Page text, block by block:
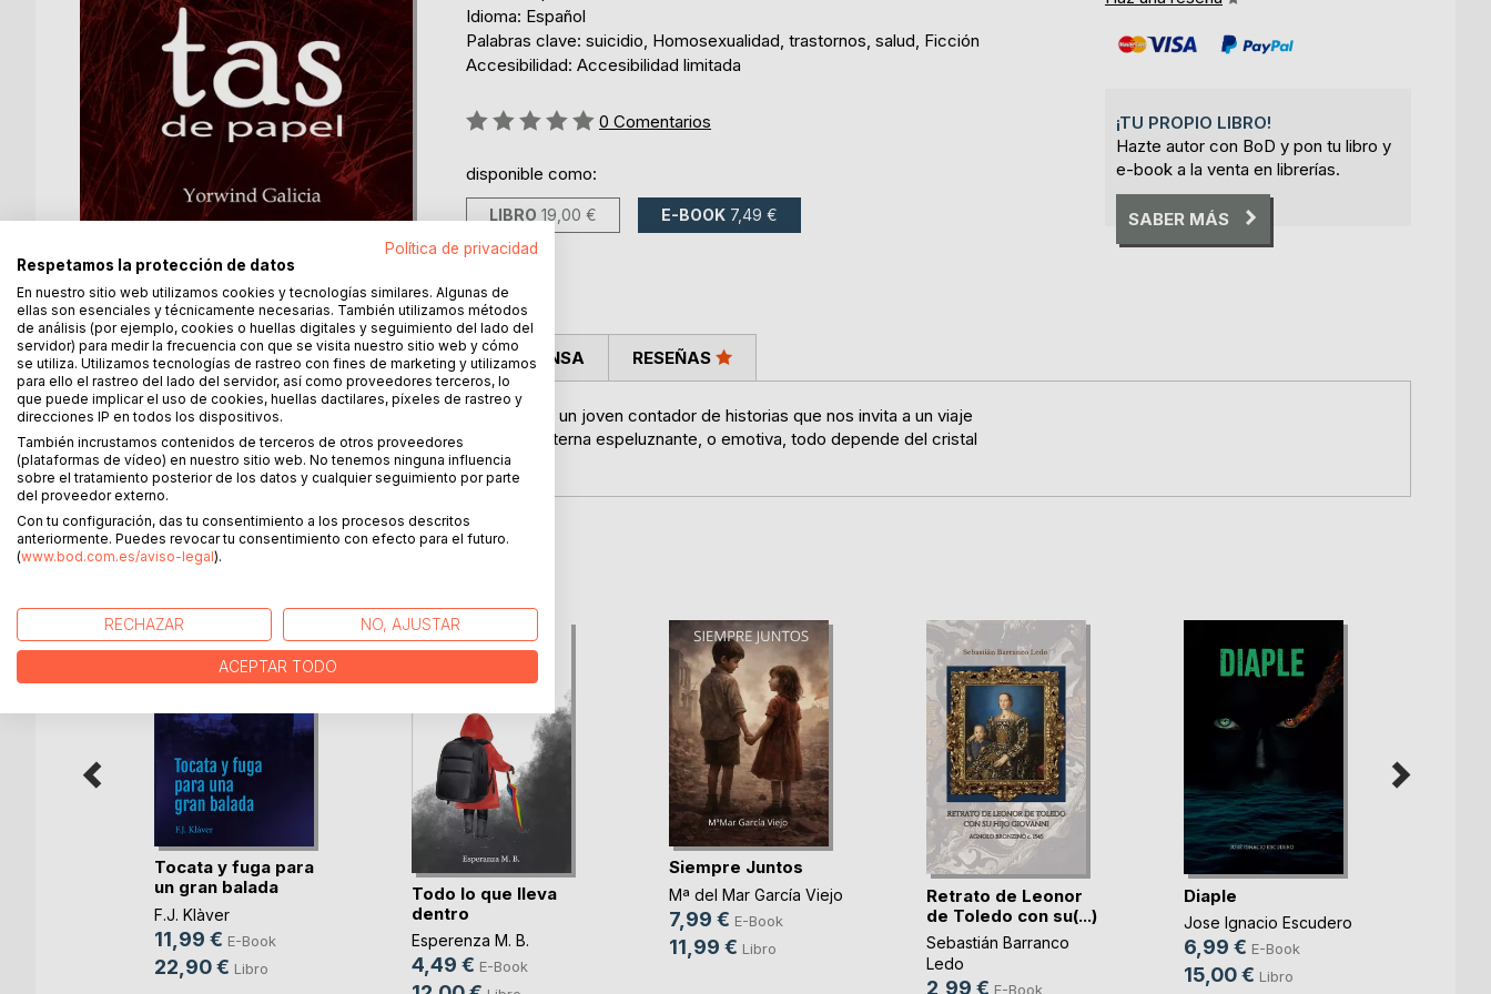
Idioma: Español
Palabras clave: suicidio, Homosexualidad, trastornos, salud, Ficción
Accesibilidad: Accesibilidad limitada
Rating:
0 Comentarios
disponible como:
LIBRO 19,00 € E-BOOK 7,49 €
¡TU PROPIO LIBRO!
Hazte autor con BoD y pon tu libro y
e-book a la venta en librerías.
SABER MÁS
DESCRIPCIÓN
Gaviotas de papel nos sumerge en la mente de Alejandro, un joven contador de historias que nos invita a un viaje
personal cargado de recuerdos, decisiones y una lucha interna espeluznante, o emotiva, todo depende del cristal
con el que se mire.
SOBRE EL AUTOR EN LA PRENSA RESEÑAS
MÁS TÍTULOS DE
Tocata y fuga para
un gran balada
F.J. Klàver
11,99 € E-Book
22,90 € Libro
Todo lo que lleva
dentro
Esperenza M. B.
4,49 € E-Book
Siempre Juntos
Mª del Mar García Viejo
7,99 € E-Book
11,99 € Libro
Retrato de Leonor
de Toledo con su(...)
Sebastián Barranco
Ledo
2,99 € E-Book
Diaple
Jose Ignacio Escudero
6,99 € E-Book
15,00 € Libro
Política de privacidad
Respetamos la protección de datos
En nuestro sitio web utilizamos cookies y tecnologías similares. Algunas de
ellas son esenciales y técnicamente necesarias. También utilizamos métodos
de análisis (por ejemplo, cookies o huellas digitales y seguimiento del lado del
servidor) para medir la frecuencia con que se visita nuestro sitio web y cómo
se utiliza. Utilizamos tecnologías de rastreo con fines de marketing y utilizamos
para ello el rastreo del lado del servidor, así como proveedores terceros, lo
que puede implicar el uso de cookies, huellas dactilares, píxeles de rastreo y
direcciones IP en todos los dispositivos.
También incrustamos contenidos de terceros de otros proveedores
(plataformas de vídeo) en nuestro sitio web. No tenemos ninguna influencia
sobre el tratamiento posterior de los datos y cualquier seguimiento por parte
del proveedor externo.
Con tu configuración, das tu consentimiento a los procesos descritos
anteriormente. Puedes revocar tu consentimiento con efecto para el futuro.
(www.bod.com.es/aviso-legal).
RECHAZAR NO, AJUSTAR
ACEPTAR TODO